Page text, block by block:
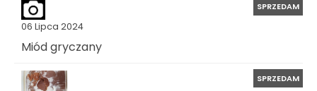
06 Lipca 2024
SPRZEDAM
Miód gryczany
SPRZEDAM